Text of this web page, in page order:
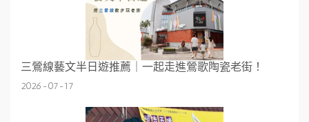
三鶯線藝文半日遊推薦｜一起走進鶯歌陶瓷老街！
2026-07-17